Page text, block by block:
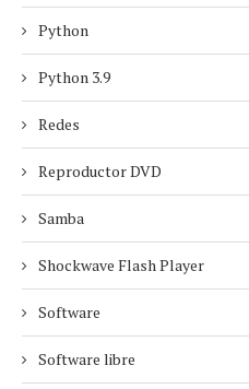
Python
Python 3.9
Redes
Reproductor DVD
Samba
Shockwave Flash Player
Software
Software libre